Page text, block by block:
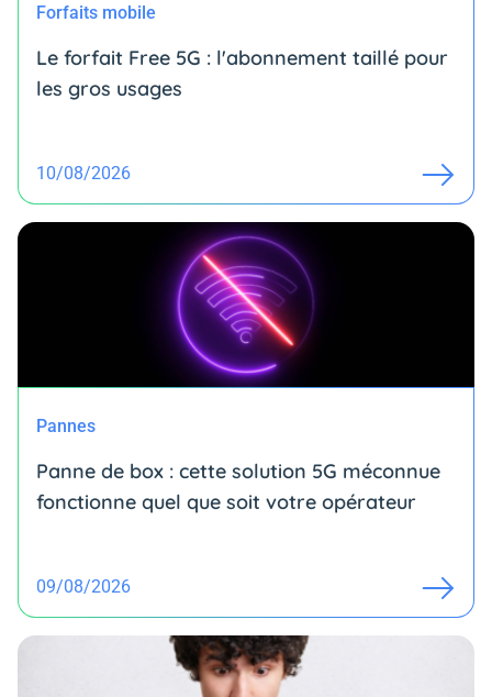
Forfaits mobile
Le forfait Free 5G : l'abonnement taillé pour
les gros usages
10/08/2026
Pannes
Panne de box : cette solution 5G méconnue
fonctionne quel que soit votre opérateur
09/08/2026